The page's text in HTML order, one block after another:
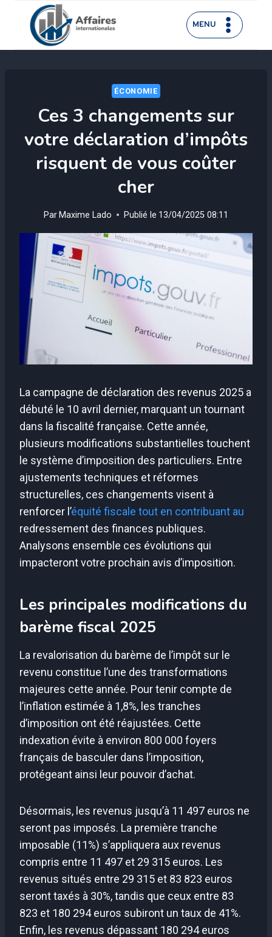
contenu
MENU
ÉCONOMIE
Ces 3 changements sur
votre déclaration d’impôts
risquent de vous coûter
cher
Par Maxime Lado Publié le 13/04/2025 08:11
La campagne de déclaration des revenus 2025 a
débuté le 10 avril dernier, marquant un tournant
dans la fiscalité française. Cette année,
plusieurs modifications substantielles touchent
le système d’imposition des particuliers. Entre
ajustements techniques et réformes
structurelles, ces changements visent à
renforcer l’équité fiscale tout en contribuant au
redressement des finances publiques.
Analysons ensemble ces évolutions qui
impacteront votre prochain avis d’imposition.
Les principales modifications du
barème fiscal 2025
La revalorisation du barème de l’impôt sur le
revenu constitue l’une des transformations
majeures cette année. Pour tenir compte de
l’inflation estimée à 1,8%, les tranches
d’imposition ont été réajustées. Cette
indexation évite à environ 800 000 foyers
français de basculer dans l’imposition,
protégeant ainsi leur pouvoir d’achat.
Désormais, les revenus jusqu’à 11 497 euros ne
seront pas imposés. La première tranche
imposable (11%) s’appliquera aux revenus
compris entre 11 497 et 29 315 euros. Les
revenus situés entre 29 315 et 83 823 euros
seront taxés à 30%, tandis que ceux entre 83
823 et 180 294 euros subiront un taux de 41%.
Enfin, les revenus dépassant 180 294 euros